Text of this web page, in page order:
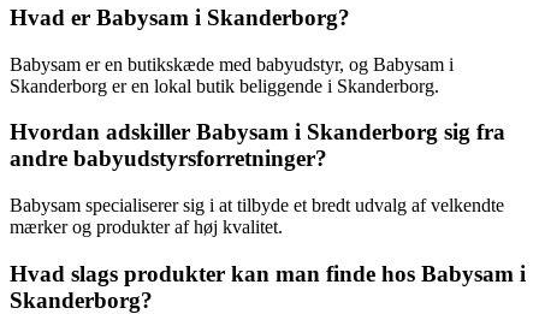
Hvad er Babysam i Skanderborg?
Babysam er en butikskæde med babyudstyr, og Babysam i
Skanderborg er en lokal butik beliggende i Skanderborg.
Hvordan adskiller Babysam i Skanderborg sig fra
andre babyudstyrsforretninger?
Babysam specialiserer sig i at tilbyde et bredt udvalg af velkendte
mærker og produkter af høj kvalitet.
Hvad slags produkter kan man finde hos Babysam i
Skanderborg?